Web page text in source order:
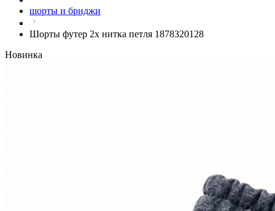
шорты и бриджи
Шорты футер 2х нитка петля 1878320128
Новинка